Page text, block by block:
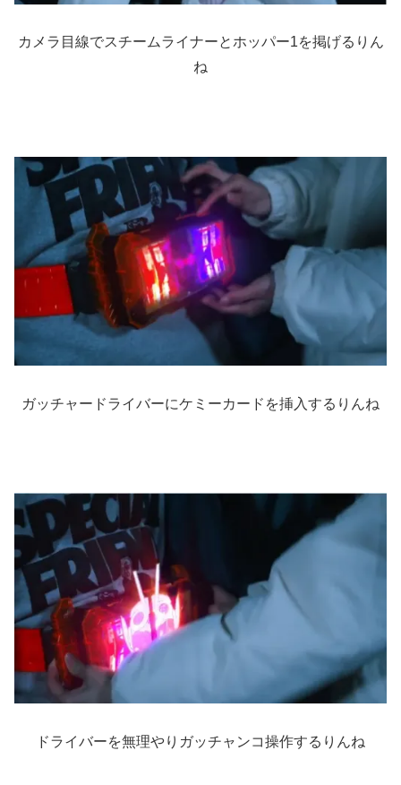
カメラ目線でスチームライナーとホッパー1を掲げるりん
ね
ガッチャードライバーにケミーカードを挿入するりんね
ドライバーを無理やりガッチャンコ操作するりんね